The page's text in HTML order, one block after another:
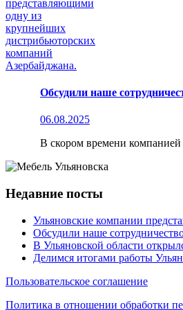
Обсудили наше
06.08.2025
В скором времени компанией
Недавние посты
Ульяновские компании
Обсудили наше
В Ульяновской области
Делимся итогами работы
Пользовательское соглашение
Политика в отношении обработки